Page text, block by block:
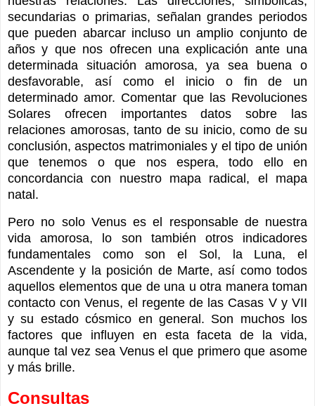
secundarias o primarias, señalan grandes periodos
que pueden abarcar incluso un amplio conjunto de
años y que nos ofrecen una explicación ante una
determinada situación amorosa, ya sea buena o
desfavorable, así como el inicio o fin de un
determinado amor. Comentar que las Revoluciones
Solares ofrecen importantes datos sobre las
relaciones amorosas, tanto de su inicio, como de su
conclusión, aspectos matrimoniales y el tipo de unión
que tenemos o que nos espera, todo ello en
concordancia con nuestro mapa radical, el mapa
natal.
Pero no solo Venus es el responsable de nuestra
vida amorosa, lo son también otros indicadores
fundamentales como son el Sol, la Luna, el
Ascendente y la posición de Marte, así como todos
aquellos elementos que de una u otra manera toman
contacto con Venus, el regente de las Casas V y VII
y su estado cósmico en general. Son muchos los
factores que influyen en esta faceta de la vida,
aunque tal vez sea Venus el que primero que asome
y más brille.
Consultas